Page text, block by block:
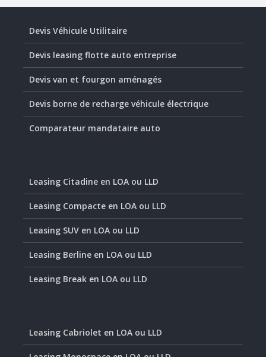
Devis Véhicule Utilitaire
Devis leasing flotte auto entreprise
Devis van et fourgon aménagés
Devis borne de recharge véhicule électrique
Comparateur mandataire auto
Leasing Citadine en LOA ou LLD
Leasing Compacte en LOA ou LLD
Leasing SUV en LOA ou LLD
Leasing Berline en LOA ou LLD
Leasing Break en LOA ou LLD
Leasing Cabriolet en LOA ou LLD